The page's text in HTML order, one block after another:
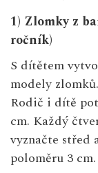
1) Zlomky z
ročník)
S dítětem
modely
Rodič i dítě
cm. Každý
vyznačte střed
poloměru 3 cm.